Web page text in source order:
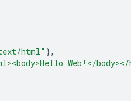
html" },
Web!</